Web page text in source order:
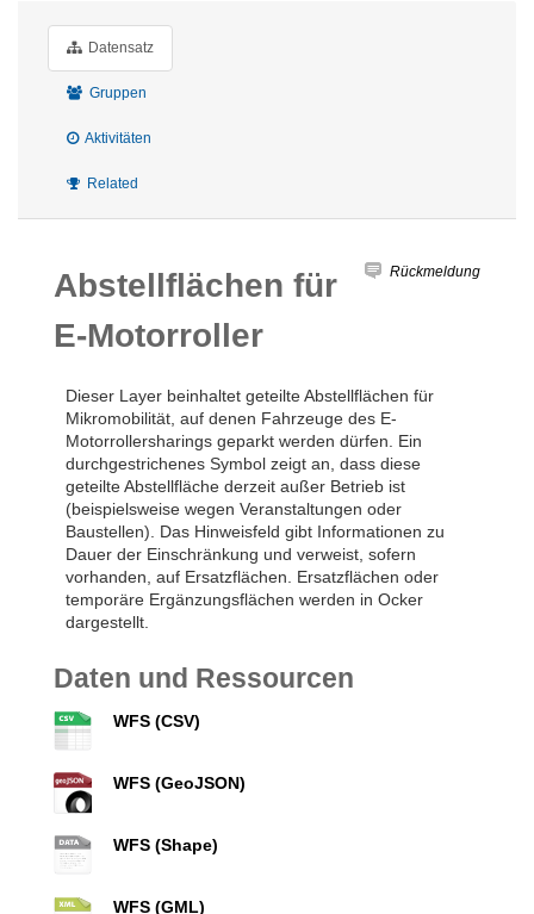
Datensatz
Gruppen
Aktivitäten
Related
Rückmeldung
Abstellflächen für
E-Motorroller
Dieser Layer beinhaltet geteilte Abstellflächen für
Mikromobilität, auf denen Fahrzeuge des E-
Motorrollersharings geparkt werden dürfen. Ein
durchgestrichenes Symbol zeigt an, dass diese
geteilte Abstellfläche derzeit außer Betrieb ist
(beispielsweise wegen Veranstaltungen oder
Baustellen). Das Hinweisfeld gibt Informationen zu
Dauer der Einschränkung und verweist, sofern
vorhanden, auf Ersatzflächen. Ersatzflächen oder
temporäre Ergänzungsflächen werden in Ocker
dargestellt.
Daten und Ressourcen
WFS (CSV)
WFS (GeoJSON)
WFS (Shape)
WFS (GML)